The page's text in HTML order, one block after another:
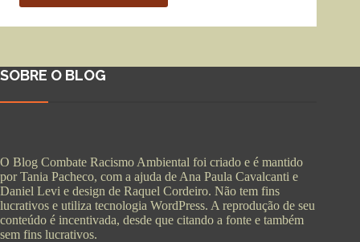
SOBRE O BLOG
O Blog Combate Racismo Ambiental foi criado e é mantido
por Tania Pacheco, com a ajuda de Ana Paula Cavalcanti e
Daniel Levi e design de Raquel Cordeiro. Não tem fins
lucrativos e utiliza tecnologia WordPress. A reprodução de seu
conteúdo é incentivada, desde que citando a fonte e também
sem fins lucrativos.